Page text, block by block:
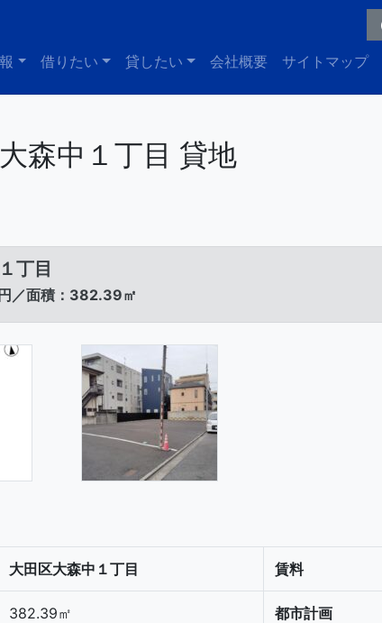
借りたい 貸したい 会社概要 サイトマップ
森中１丁目 貸地
丁目
／面積：382.39㎡
大田区大森中１丁目 賃料
382.39㎡ 都市計画